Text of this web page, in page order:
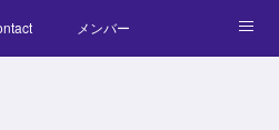
メンバー